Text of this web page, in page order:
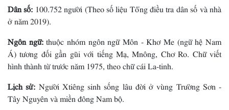
Dân số: 100.752 người (Theo số liệu Tổng điều tra dân số và nhà
ở năm 2019).
Ngôn ngữ:thuộc nhóm ngôn ngữ Môn - Khơ Me (ngữ hệ Nam
Á) tương đối gần gũi với tiếng Mạ, Mnông, Chơ Ro. Chữ viết
hình thành từ trước năm 1975, theo chữ cái La-tinh.
Lịch sử: Người Xtiêng sinh sống lâu đời ở vùng Trường Sơn -
Tây Nguyên và miền đông Nam bộ.